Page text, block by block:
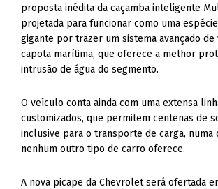
proposta inédita da caçamba inteligente
projetada para funcionar como uma
gigante por trazer um sistema avançado de
capota marítima, que oferece a melhor
intrusão de água do segmento.
O veículo conta ainda com uma extensa
customizados, que permitem centenas de
inclusive para o transporte de carga, numa
nenhum outro tipo de carro oferece.
A nova picape da Chevrolet será ofertada